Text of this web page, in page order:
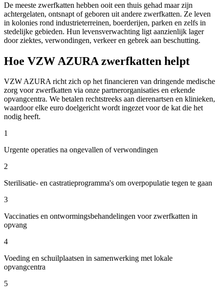
De meeste zwerfkatten hebben ooit een thuis gehad maar zijn
achtergelaten, ontsnapt of geboren uit andere zwerfkatten. Ze leven
in kolonies rond industrieterreinen, boerderijen, parken en zelfs in
stedelijke gebieden. Hun levensverwachting ligt aanzienlijk lager
door ziektes, verwondingen, verkeer en gebrek aan beschutting.
Hoe VZW AZURA zwerfkatten helpt
VZW AZURA richt zich op het financieren van dringende medische
zorg voor zwerfkatten via onze partnerorganisaties en erkende
opvangcentra. We betalen rechtstreeks aan dierenartsen en klinieken,
waardoor elke euro doelgericht wordt ingezet voor de kat die het
nodig heeft.
1
Urgente operaties na ongevallen of verwondingen
2
Sterilisatie- en castratieprogramma's om overpopulatie tegen te gaan
3
Vaccinaties en ontwormingsbehandelingen voor zwerfkatten in
opvang
4
Voeding en schuilplaatsen in samenwerking met lokale
opvangcentra
5